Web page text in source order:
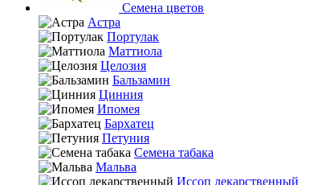
Семена цветов
Астра
Портулак
Маттиола
Целозия
Бальзамин
Цинния
Ипомея
Бархатец
Петуния
Семена табака
Мальва
Иссоп лекарственный